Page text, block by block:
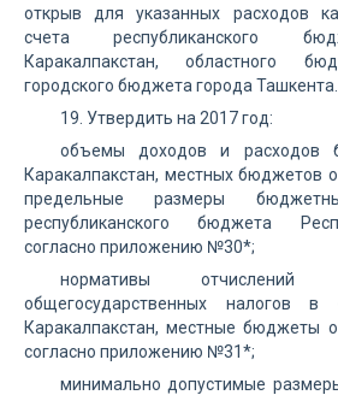
открыв для указанных расходов
счета республиканского
Каракалпакстан, областного
городского бюджета города Ташкента.
19. Утвердить на 2017 год:
объемы доходов и расходов
Каракалпакстан, местных бюджетов
предельные размеры
республиканского бюджета
согласно приложению №30*;
нормативы отчислений
общегосударственных налогов в
Каракалпакстан, местные бюджеты
согласно приложению №31*;
минимально допустимые